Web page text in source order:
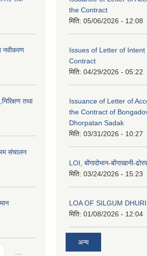
नवीकरण
तथा
संचालन
the Contract
मिति: 05/06/2026 - 12:08
Issues of Letter of Intent
Contract
मिति: 04/29/2026 - 05:22
Issuance of Letter of
the Contract of
Dhorpatan Sadak
मिति: 03/31/2026 - 10:27
LOI, बोंगादोभान-बोंगाखानी-
मिति: 03/24/2026 - 15:23
LOA OF SILGUM
मिति: 01/08/2026 - 12:04
अन्य